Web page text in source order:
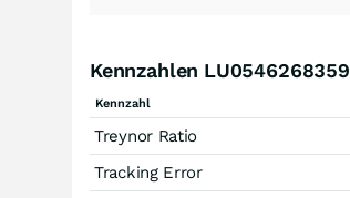
Kennzahlen LU0546268359
Kennzahl
Treynor Ratio
Tracking Error